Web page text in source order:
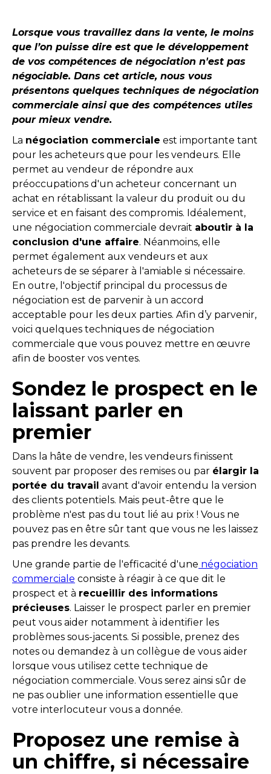
Lorsque vous travaillez dans la vente, le moins
que l’on puisse dire est que le développement
de vos compétences de négociation n'est pas
négociable. Dans cet article, nous vous
présentons quelques techniques de négociation
commerciale ainsi que des compétences utiles
pour mieux vendre.
La négociation commerciale est importante tant
pour les acheteurs que pour les vendeurs. Elle
permet au vendeur de répondre aux
préoccupations d'un acheteur concernant un
achat en rétablissant la valeur du produit ou du
service et en faisant des compromis. Idéalement,
une négociation commerciale devrait aboutir à la
conclusion d'une affaire. Néanmoins, elle
permet également aux vendeurs et aux
acheteurs de se séparer à l'amiable si nécessaire.
En outre, l'objectif principal du processus de
négociation est de parvenir à un accord
acceptable pour les deux parties. Afin d’y parvenir,
voici quelques techniques de négociation
commerciale que vous pouvez mettre en œuvre
afin de booster vos ventes.
Sondez le prospect en le
laissant parler en
premier
Dans la hâte de vendre, les vendeurs finissent
souvent par proposer des remises ou par élargir la
portée du travail avant d'avoir entendu la version
des clients potentiels. Mais peut-être que le
problème n'est pas du tout lié au prix ! Vous ne
pouvez pas en être sûr tant que vous ne les laissez
pas prendre les devants.
Une grande partie de l'efficacité d'une négociation
commerciale consiste à réagir à ce que dit le
prospect et à recueillir des informations
précieuses. Laisser le prospect parler en premier
peut vous aider notamment à identifier les
problèmes sous-jacents. Si possible, prenez des
notes ou demandez à un collègue de vous aider
lorsque vous utilisez cette technique de
négociation commerciale. Vous serez ainsi sûr de
ne pas oublier une information essentielle que
votre interlocuteur vous a donnée.
Proposez une remise à
un chiffre, si nécessaire